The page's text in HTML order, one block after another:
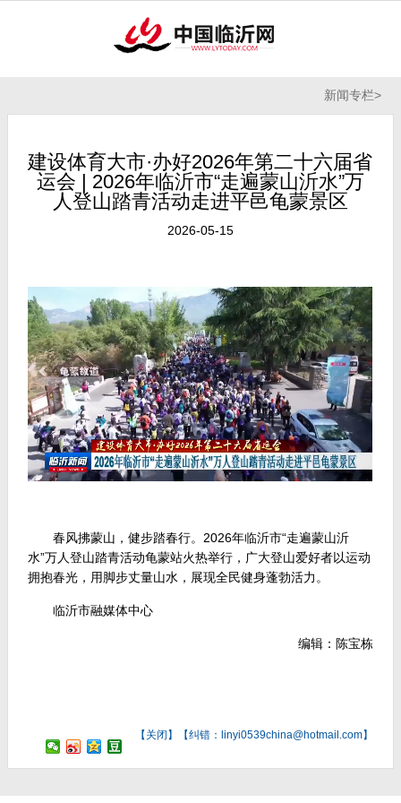
新闻专栏>
建设体育大市·办好2026年第二十六届省
运会 | 2026年临沂市“走遍蒙山沂水”万
人登山踏青活动走进平邑龟蒙景区
2026-05-15
春风拂蒙山，健步踏春行。2026年临沂市“走遍蒙山沂
水”万人登山踏青活动龟蒙站火热举行，广大登山爱好者以运动
拥抱春光，用脚步丈量山水，展现全民健身蓬勃活力。
临沂市融媒体中心
编辑：陈宝栋
【 关闭 】【纠错：linyi0539china@hotmail.com】